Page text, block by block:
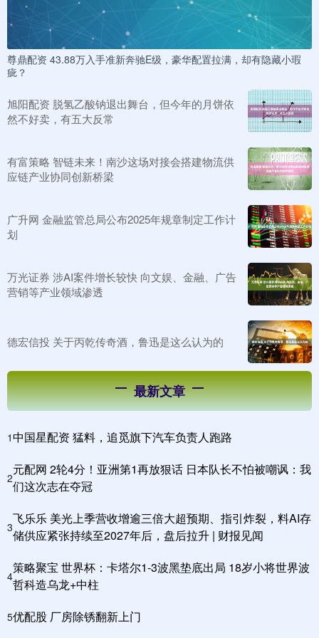
尊鼎配资 43.88万入手准新奔驰E级，豪华配置拉满，却有隐藏小瑕
疵？
旭阳配资 脱氢乙酸钠退出舞台，但今年的月饼依
然不好卖，有五大反常
有富策略 智链未来！南沙这场对接会搭建物流供
应链产业协同创新桥梁
广升网 金融监管总局公布2025年规章制定工作计
划
万光证券 涉AI案件增长较快 向文娱、金融、广告
营销等产业领域渗透
德宏信投 关于丙乾传奇酒，鲁迅是这么认为的
最新文章
1中国星配资 猛料，追觅旗下汽车负责人跑路
2
元配网 2轮4分！亚洲第1再放狠话 日本队长不怕被嘲讽：我
们这次志在夺冠
3
飞乐乐 美光上季营收增逾三倍大超预期、指引炸裂，料AI存
储供应紧张持续至2027年后，盘后拉升 | 财报见闻
4
策略聚宝 世界杯：卡塔尔1-3波黑垫底出局 18岁小将世界波
哲科造乌龙+中柱
5优配股 厂房除锈翻新上门